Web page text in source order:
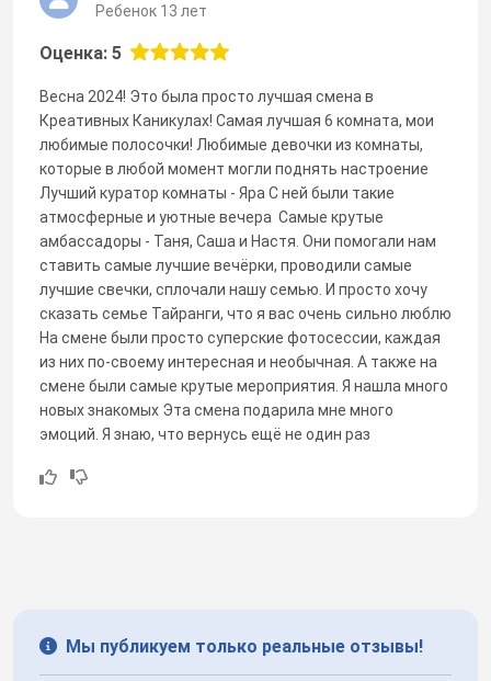
Ребенок 13 лет
Оценка: 5
Весна 2024! Это была просто лучшая смена в
Креативных Каникулах! Самая лучшая 6 комната, мои
любимые полосочки! Любимые девочки из комнаты,
которые в любой момент могли поднять настроение
Лучший куратор комнаты - Яра С ней были такие
атмосферные и уютные вечера Самые крутые
амбассадоры - Таня, Саша и Настя. Они помогали нам
ставить самые лучшие вечёрки, проводили самые
лучшие свечки, сплочали нашу семью. И просто хочу
сказать семье Тайранги, что я вас очень сильно люблю
На смене были просто суперские фотосессии, каждая
из них по-своему интересная и необычная. А также на
смене были самые крутые мероприятия. Я нашла много
новых знакомых Эта смена подарила мне много
эмоций. Я знаю, что вернусь ещё не один раз
Мы публикуем только реальные отзывы!